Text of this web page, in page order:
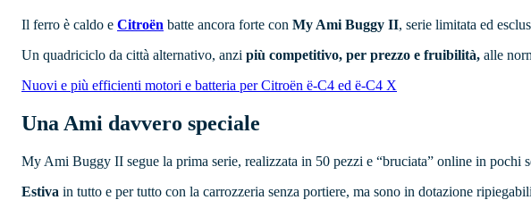
Il ferro è caldo e Citroën batte ancora forte con My Ami Buggy II, serie limitata ed
Un quadriciclo da città alternativo, anzi più competitivo, per prezzo e fruibilità, alle
Nuovi e più efficienti motori e batteria per Citroën ë-C4 ed ë-C4 X
Una Ami davvero speciale
My Ami Buggy II segue la prima serie, realizzata in 50 pezzi e “bruciata” online in pochi
Estiva in tutto e per tutto con la carrozzeria senza portiere, ma sono in dotazione